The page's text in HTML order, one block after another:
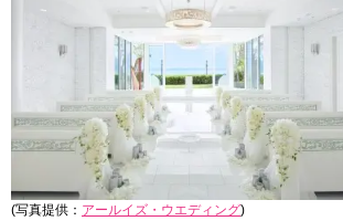
(写真提供： アールイズ・ウエディング)